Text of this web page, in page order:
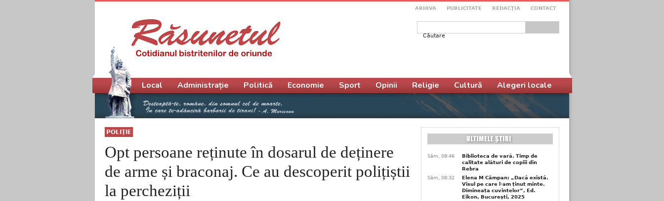
ARHIVA PUBLICITATE REDACŢIA CONTACT
Formular de căutare
POLIŢIE
Opt persoane reținute în dosarul de deținere
de arme și braconaj. Ce au descoperit polițiștii
la percheziții
Meniu principal
Local Administrație Politică Economie Sport Opinii Religie Cultură Alegeri locale
Sâm, 08:46
Biblioteca de vară. Timp de
calitate alături de copiii din
Rebra
Sâm, 08:32
Elena M Câmpan: „Dacă există.
Visul pe care l-am ținut minte.
Dimineața cuvintelor”, Ed.
Eikon, București, 2025